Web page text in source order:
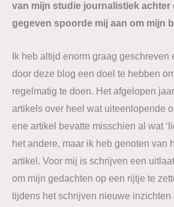
van mijn studie journalistiek achter
gegeven spoorde mij aan om mijn
Ik heb altijd enorm graag geschreven
door deze blog een doel te hebben
regelmatig te doen. Het afgelopen
artikels over heel wat uiteenlopende
ene artikel bevatte misschien al wat
het andere, maar ik heb genoten van
artikel. Voor mij is schrijven een
om mijn gedachten op een rijtje te
tijdens het schrijven nieuwe